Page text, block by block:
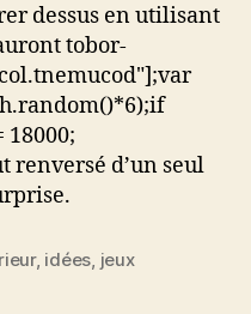
dessus en utilisant
tobor-
renversé d’un seul
, idées, jeux